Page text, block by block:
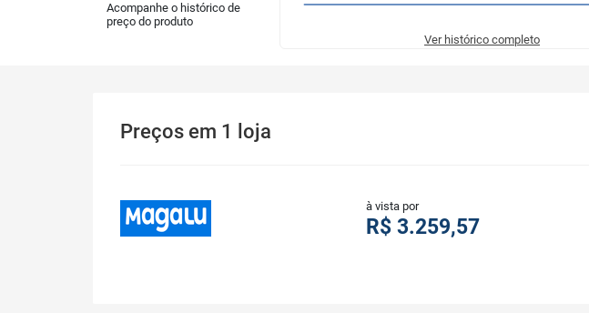
Acompanhe o histórico de
preço do produto
Ver histórico completo
Preços em 1 loja
à vista por
R$ 3.259,57